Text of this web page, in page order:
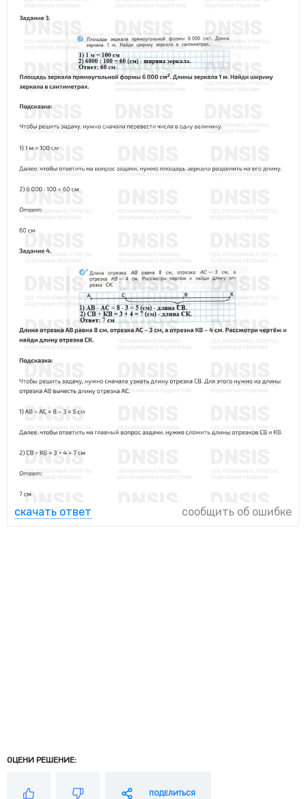
скачать ответ сообщить об ошибке
ОЦЕНИ РЕШЕНИЕ:
ПОДЕЛИТЬСЯ